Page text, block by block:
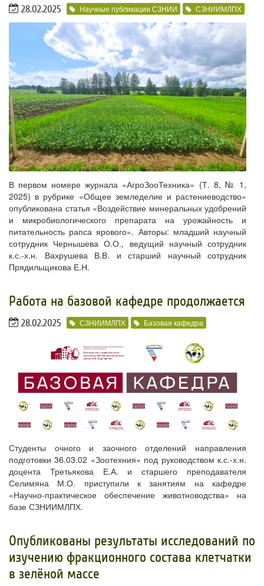
28.02.2025 Научные публикации СЗНИИ СЗНИИМЛПХ
В первом номере журнала «АгроЗооТехника» (Т. 8, № 1,
2025) в рубрике «Общее земледелие и растениеводство»
опубликована статья «Воздействие минеральных удобрений
и микробиологического препарата на урожайность и
питательность рапса ярового». Авторы: младший научный
сотрудник Чернышева О.О., ведущий научный сотрудник
к.с.-х.н. Вахрушева В.В. и старший научный сотрудник
Прядильщикова Е.Н.
Работа на базовой кафедре продолжается
28.02.2025 СЗНИИМЛПХ Базовая кафедра
Студенты очного и заочного отделений направления
подготовки 36.03.02 «Зоотехния» под руководством к.с.-х.н.
доцента Третьякова Е.А. и старшего преподавателя
Селимяна М.О. приступили к занятиям на кафедре
«Научно-практическое обеспечение животноводства» на
базе СЗНИИМЛПХ.
​Опубликованы результаты исследований по
изучению фракционного состава клетчатки
в зелёной массе